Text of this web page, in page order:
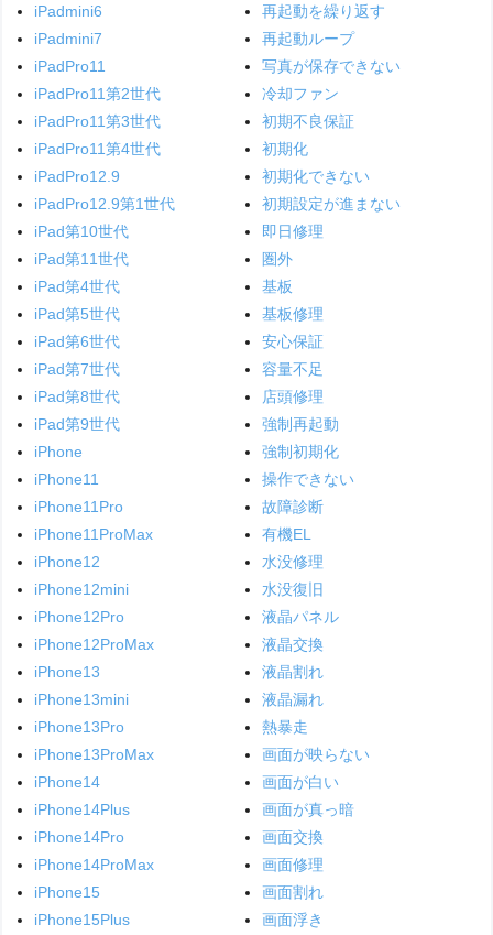
iPadmini6
iPadmini7
iPadPro11
iPadPro11第2世代
iPadPro11第3世代
iPadPro11第4世代
iPadPro12.9
iPadPro12.9第1世代
iPad第10世代
iPad第11世代
iPad第4世代
iPad第5世代
iPad第6世代
iPad第7世代
iPad第8世代
iPad第9世代
iPhone
iPhone11
iPhone11Pro
iPhone11ProMax
iPhone12
iPhone12mini
iPhone12Pro
iPhone12ProMax
iPhone13
iPhone13mini
iPhone13Pro
iPhone13ProMax
iPhone14
iPhone14Plus
iPhone14Pro
iPhone14ProMax
iPhone15
iPhone15Plus
再起動を繰り返す
再起動ループ
写真が保存できない
冷却ファン
初期不良保証
初期化
初期化できない
初期設定が進まない
即日修理
圏外
基板
基板修理
安心保証
容量不足
店頭修理
強制再起動
強制初期化
操作できない
故障診断
有機EL
水没修理
水没復旧
液晶パネル
液晶交換
液晶割れ
液晶漏れ
熱暴走
画面が映らない
画面が白い
画面が真っ暗
画面交換
画面修理
画面割れ
画面浮き